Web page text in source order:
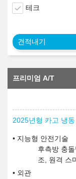
테크
견적내기
프리미엄 A/T
2025년형 카고 냉
지능형 안전기술
후측방 충
조, 원격 스
외관